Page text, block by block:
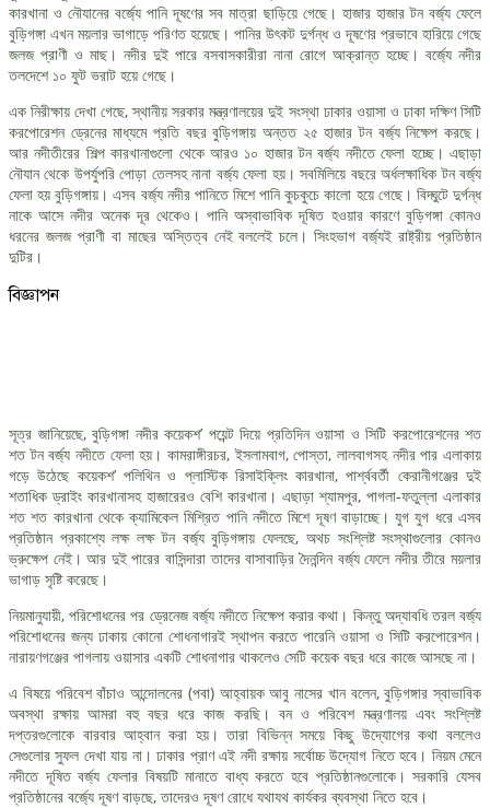
কারখানা ও নৌযানের বর্জ্যে পানি দূষণের সব মাত্রা ছাড়িয়ে গেছে। হাজার হাজার টন বর্জ্য ফেলে
বুড়িগঙ্গা এখন ময়লার ভাগাড়ে পরিণত হয়েছে। পানির উৎকট দুর্গন্ধ ও দূষণের প্রভাবে হারিয়ে গেছে
জলজ প্রাণী ও মাছ। নদীর দুই পারে বসবাসকারীরা নানা রোগে আক্রান্ত হচ্ছে। বর্জ্যে নদীর
তলদেশে ১০ ফুট ভরাট হয়ে গেছে।
এক নিরীক্ষায় দেখা গেছে, স্থানীয় সরকার মন্ত্রণালয়ের দুই সংস্থা ঢাকার ওয়াসা ও ঢাকা দক্ষিণ সিটি
করপোরেশন ড্রেনের মাধ্যমে প্রতি বছর বুড়িগঙ্গায় অন্তত ২৫ হাজার টন বর্জ্য নিক্ষেপ করছে।
আর নদীতীরের শিল্প কারখানাগুলো থেকে আরও ১০ হাজার টন বর্জ্য নদীতে ফেলা হচ্ছে। এছাড়া
নৌযান থেকে উপর্যুপরি পোড়া তেলসহ নানা বর্জ্য ফেলা হয়। সবমিলিয়ে বছরে অর্ধলক্ষাধিক টন বর্জ্য
ফেলা হয় বুড়িগঙ্গায়। এসব বর্জ্য নদীর পানিতে মিশে পানি কুচকুচে কালো হয়ে গেছে। বিদ্ঘুটে দুর্গন্ধ
নাকে আসে নদীর অনেক দূর থেকেও। পানি অস্বাভাবিক দূষিত হওয়ার কারণে বুড়িগঙ্গা কোনও
ধরনের জলজ প্রাণী বা মাছের অস্তিত্ব নেই বললেই চলে। সিংহভাগ বর্জ্যই রাষ্ট্রীয় প্রতিষ্ঠান
দুটির।
বিজ্ঞাপন
সূত্র জানিয়েছে, বুড়িগঙ্গা নদীর কয়েকশ’ পয়েন্ট দিয়ে প্রতিদিন ওয়াসা ও সিটি করপোরেশনের শত
শত টন বর্জ্য নদীতে ফেলা হয়। কামরাঙ্গীরচর, ইসলামবাগ, পোস্তা, লালবাগসহ নদীর পার এলাকায়
গড়ে উঠেছে কয়েকশ’ পলিথিন ও প্লাস্টিক রিসাইক্লিং কারখানা, পার্শ্ববর্তী কেরানীগঞ্জের দুই
শতাধিক ড্রাইং কারখানাসহ হাজারেরও বেশি কারখানা। এছাড়া শ্যামপুর, পাগলা-ফতুল্লা এলাকার
শত শত কারখানা থেকে ক্যামিকেল মিশ্রিত পানি নদীতে মিশে দূষণ বাড়াচ্ছে। যুগ যুগ ধরে এসব
প্রতিষ্ঠান প্রকাশ্যে লক্ষ লক্ষ টন বর্জ্য বুড়িগঙ্গায় ফেলছে, অথচ সংশ্লিষ্ট সংস্থাগুলোর কোনও
ভ্রুক্ষেপ নেই। আর দুই পারের বাসিন্দারা তাদের বাসাবাড়ির দৈনন্দিন বর্জ্য ফেলে নদীর তীরে ময়লার
ভাগাড় সৃষ্টি করেছে।
নিয়মানুযায়ী, পরিশোধনের পর ড্রেনেজ বর্জ্য নদীতে নিক্ষেপ করার কথা। কিন্তু অদ্যাবধি তরল বর্জ্য
পরিশোধনের জন্য ঢাকায় কোনো শোধনাগারই স্থাপন করতে পারেনি ওয়াসা ও সিটি করপোরেশন।
নারায়ণগঞ্জের পাগলায় ওয়াসার একটি শোধনাগার থাকলেও সেটি কয়েক বছর ধরে কাজে আসছে না।
এ বিষয়ে পরিবেশ বাঁচাও আন্দোলনের (পবা) আহ্বায়ক আবু নাসের খান বলেন, বুড়িগঙ্গার স্বাভাবিক
অবস্থা রক্ষায় আমরা বহু বছর ধরে কাজ করছি। বন ও পরিবেশ মন্ত্রণালয় এবং সংশ্লিষ্ট
দপ্তরগুলোকে বারবার আহ্বান করা হয়। তারা বিভিন্ন সময়ে কিছু উদ্যোগের কথা বললেও
সেগুলোর সুফল দেখা যায় না। ঢাকার প্রাণ এই নদী রক্ষায় সর্বোচ্চ উদ্যোগ নিতে হবে। নিয়ম মেনে
নদীতে দূষিত বর্জ্য ফেলার বিষয়টি মানাতে বাধ্য করতে হবে প্রতিষ্ঠানগুলোকে। সরকারি যেসব
প্রতিষ্ঠানের বর্জ্যে দূষণ বাড়ছে, তাদেরও দূষণ রোধে যথাযথ কার্যকর ব্যবস্থা নিতে হবে।